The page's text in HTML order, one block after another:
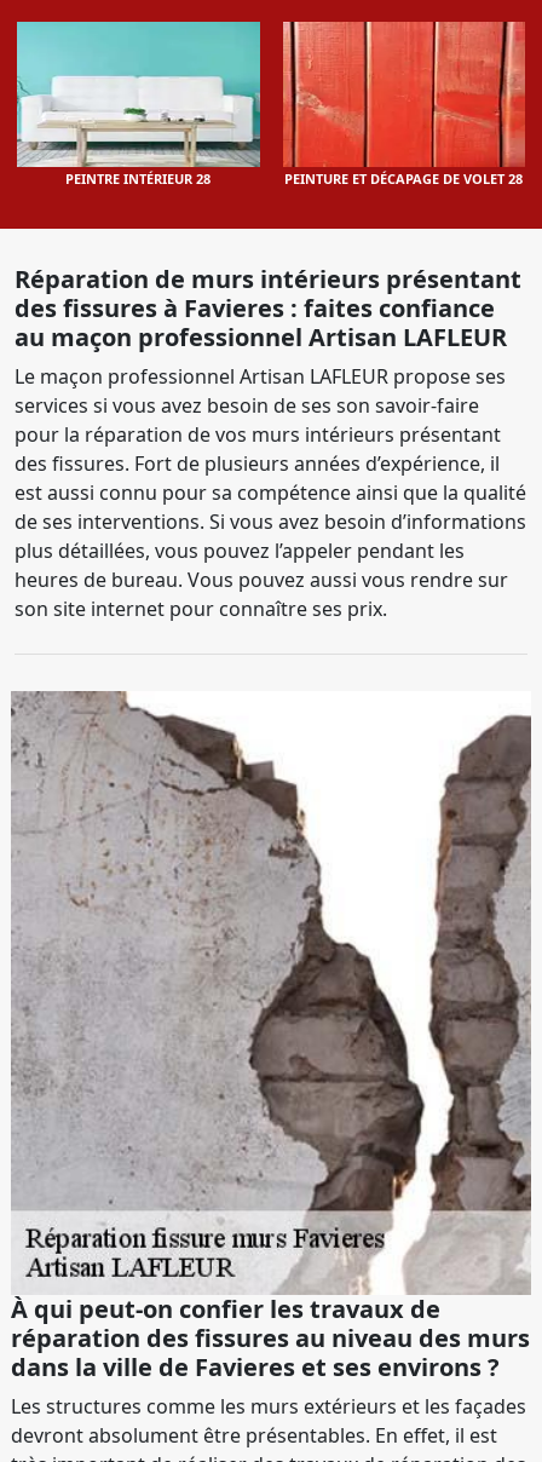
PEINTRE INTÉRIEUR 28 PEINTURE ET DÉCAPAGE DE VOLET 28
Réparation de murs intérieurs présentant
des fissures à Favieres : faites confiance
au maçon professionnel Artisan LAFLEUR
Le maçon professionnel Artisan LAFLEUR propose ses
services si vous avez besoin de ses son savoir-faire
pour la réparation de vos murs intérieurs présentant
des fissures. Fort de plusieurs années d’expérience, il
est aussi connu pour sa compétence ainsi que la qualité
de ses interventions. Si vous avez besoin d’informations
plus détaillées, vous pouvez l’appeler pendant les
heures de bureau. Vous pouvez aussi vous rendre sur
son site internet pour connaître ses prix.
À qui peut-on confier les travaux de
réparation des fissures au niveau des murs
dans la ville de Favieres et ses environs ?
Les structures comme les murs extérieurs et les façades
devront absolument être présentables. En effet, il est